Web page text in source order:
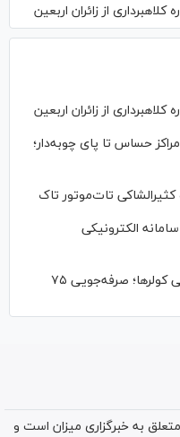
از زائران اربعین
از زائران اربعین
حساس تا پای چوبه‌دار؛
تات‌موتور تاک
الکترونیکی
اینفوگرافیک | یک ساعت خاموشی کولرها؛ صرفه‌جویی ۷۵
به خبرگزاری میزان است و